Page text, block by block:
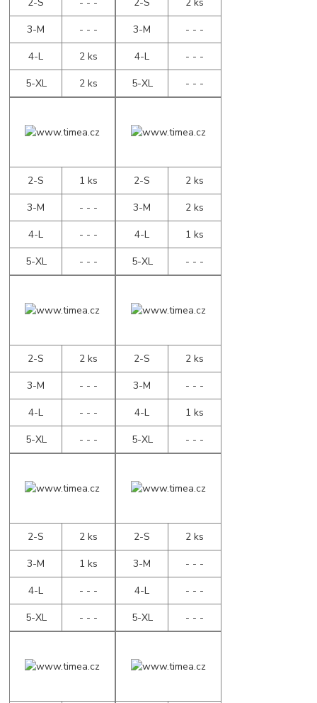
3-M
- - -
4-L
2 ks
5-XL
2 ks
3-M
- - -
4-L
- - -
5-XL
- - -
2-S
1 ks
3-M
- - -
4-L
- - -
5-XL
- - -
2-S
2 ks
3-M
2 ks
4-L
1 ks
5-XL
- - -
2-S
2 ks
3-M
- - -
4-L
- - -
5-XL
- - -
2-S
2 ks
3-M
- - -
4-L
1 ks
5-XL
- - -
2-S
2 ks
3-M
1 ks
4-L
- - -
5-XL
- - -
2-S
2 ks
3-M
- - -
4-L
- - -
5-XL
- - -